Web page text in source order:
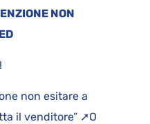
NON
non esitare a
il venditore” ➚O